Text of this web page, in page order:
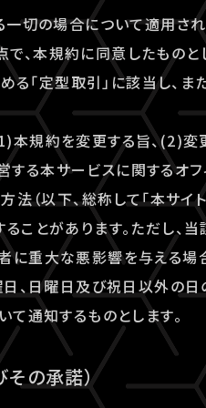
切の場合について適用さ
、本規約に同意したものと
「定型取引」に該当し、ま
本規約を変更する旨、(2)
本サービスに関するオフ
法（以下、総称して「本サイ
ことがあります。ただし
に重大な悪影響を与える場
日、日曜日及び祝日以外の
て通知するものとします。
の承諾）